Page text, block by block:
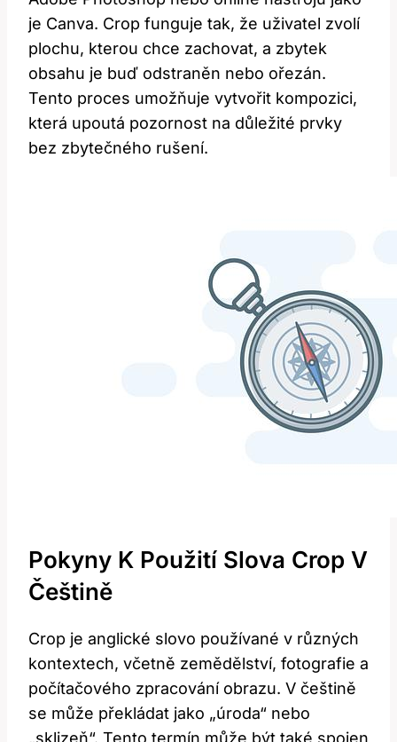
je Canva. Crop funguje tak, že uživatel zvolí
plochu, kterou chce zachovat, a zbytek
obsahu je buď odstraněn nebo ořezán.
Tento proces umožňuje vytvořit kompozici,
která upoutá pozornost na důležité prvky
bez zbytečného rušení.
Pokyny K Použití Slova Crop V
Češtině
Crop je anglické slovo používané v různých
kontextech, včetně zemědělství, fotografie a
počítačového zpracování obrazu. V češtině
se může překládat jako „úroda“ nebo
„sklizeň“. Tento termín může být také spojen